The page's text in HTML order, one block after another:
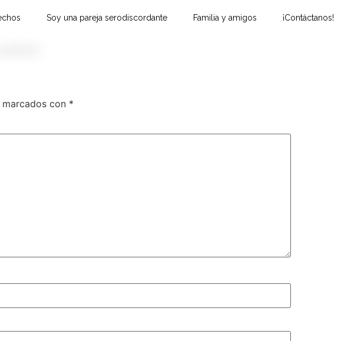
Soy una pareja serodiscordante Familia y amigos ¡Contáctanos!
con *